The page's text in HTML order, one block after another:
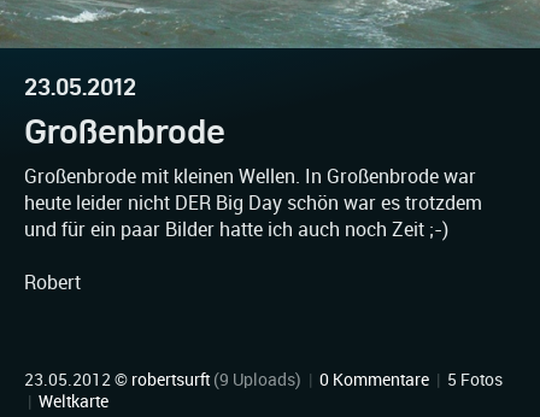
23.05.2012
Großenbrode
Großenbrode mit kleinen Wellen. In Großenbrode war
heute leider nicht DER Big Day schön war es trotzdem
und für ein paar Bilder hatte ich auch noch Zeit ;-)
Robert
23.05.2012 © robertsurft (9 Uploads) | 0 Kommentare | 5 Fotos
| Weltkarte